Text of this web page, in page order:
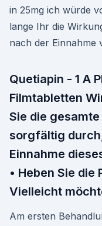
in 25mg ich würde
lange Ihr die
nach der Einnahme
Quetiapin - 1 A
Filmtabletten
Sie die
sorgfältig
Einnahme
• Heben Sie
Vielleicht
Am ersten